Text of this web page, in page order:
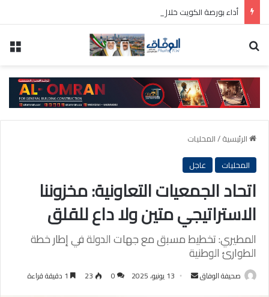
أداء بورصة الكويت خلال الأسبوع الماضي كان مختلطاً
الرئيسية/المحليات
المحليات
عاجل
اتحاد الجمعيات التعاونية: مخزوننا
الاستراتيجي متين ولا داع للقلق
المطيري: تخطيط مسبق مع جهات الدولة في إطار خطة
الطوارئ الوطنية
صحيفة الوفاق
أرسل 13 يونيو، 2025 0
23